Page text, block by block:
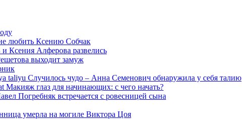
любить Ксению Собчак
и Ксения Алферова развелись
выходит замуж
Случилось чудо – Анна Семенович обнаружила у себя талию
Макияж глаз для начинающих: с чего начать?
Погребняк встречается с ровесницей сына
умерла на могиле Виктора Цоя